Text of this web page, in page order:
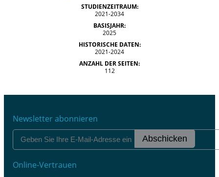
STUDIENZEITRAUM:
2021-2034
BASISJAHR:
2025
HISTORISCHE DATEN:
2021-2024
ANZAHL DER SEITEN:
112
Newsletter abonnieren
Abschicken
Online-Vertrauen